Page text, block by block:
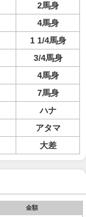
2馬身
4馬身
1 1/4馬身
3/4馬身
4馬身
7馬身
ハナ
アタマ
大差
金額